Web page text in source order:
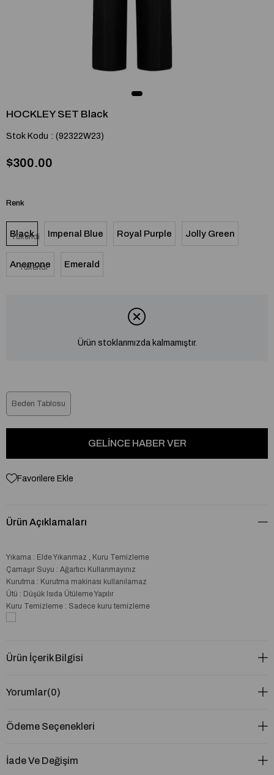
HOCKLEY SET Black
Stok Kodu (92322W23)
$300.00
Renk
Tükendi
Black Imperıal Blue Royal Purple Jolly Green
Tükendi
Anemone Emerald
Ürün stoklarımızda kalmamıştır.
Beden Tablosu
GELINCE HABER VER
Favorilere Ekle
Ürün Açıklamaları
Yıkama : Elde Yıkanmaz , Kuru Temizleme
Çamaşır Suyu : Ağartıcı Kullanmayınız
Kurutma : Kurutma makinası kullanılamaz
Ütü : Düşük Isıda Ütüleme Yapılır
Kuru Temizleme : Sadece kuru temizleme
Ürün İçerik Bilgisi
Yorumlar(0)
Ödeme Seçenekleri
İade Ve Değişim